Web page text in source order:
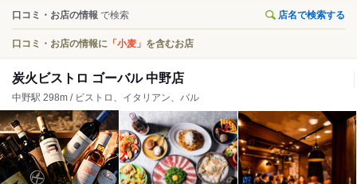
口コミ・お店の情報 で検索 店名で検索する
口コミ・お店の情報に 「小麦」 を含むお店
炭火ビストロ ゴーバル 中野店
中野駅 298m / ビストロ、イタリアン、バル